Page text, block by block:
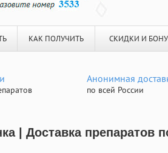
КАК ПОЛУЧИТЬ СКИДКИ И
Анонимная
по всей России
| Доставка препаратов